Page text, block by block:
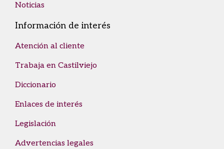
Noticias
Información de interés
Atención al cliente
Trabaja en Castilviejo
Diccionario
Enlaces de interés
Legislación
Advertencias legales